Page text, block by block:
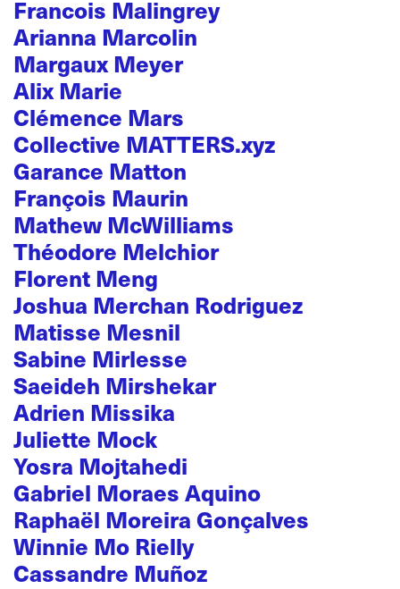
Francois Malingrey
Arianna Marcolin
Margaux Meyer
Alix Marie
Clémence Mars
Collective MATTERS.xyz
Garance Matton
François Maurin
Mathew McWilliams
Théodore Melchior
Florent Meng
Joshua Merchan Rodriguez
Matisse Mesnil
Sabine Mirlesse
Saeideh Mirshekar
Adrien Missika
Juliette Mock
Yosra Mojtahedi
Gabriel Moraes Aquino
Raphaël Moreira Gonçalves
Winnie Mo Rielly
Cassandre Muñoz